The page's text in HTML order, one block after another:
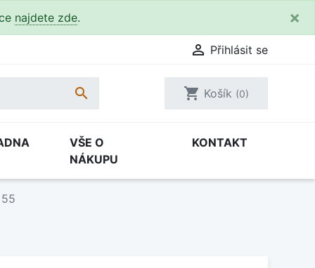
najdete zde. ×
 Přihlásit se
 shopping_cart Košík (0)
VŠE O
NÁKUPU
KONTAKT